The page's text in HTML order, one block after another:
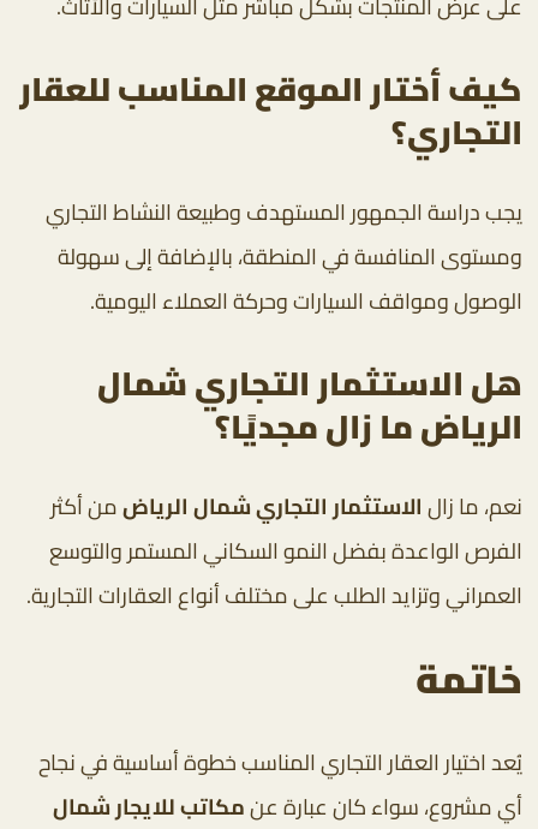
كيف أختار الموقع المناسب للعقار
التجاري؟
يجب دراسة الجمهور المستهدف وطبيعة النشاط التجاري
ومستوى المنافسة في المنطقة، بالإضافة إلى سهولة
الوصول ومواقف السيارات وحركة العملاء اليومية.
هل الاستثمار التجاري شمال
الرياض ما زال مجديًا؟
نعم، ما زالالاستثمار التجاري شمال الرياضمن أكثر
الفرص الواعدة بفضل النمو السكاني المستمر والتوسع
العمراني وتزايد الطلب على مختلف أنواع العقارات التجارية.
خاتمة
يُعد اختيار العقار التجاري المناسب خطوة أساسية في نجاح
أي مشروع، سواء كان عبارة عنمكاتب للايجار شمال